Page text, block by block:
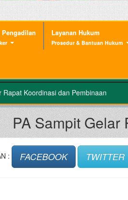
Pengadilan Layanan Hukum
Prosedur & Bantuan Hukum
Rapat Koordinasi dan Pembinaan
PA Sampit Gelar
: FACEBOOK TWITTER